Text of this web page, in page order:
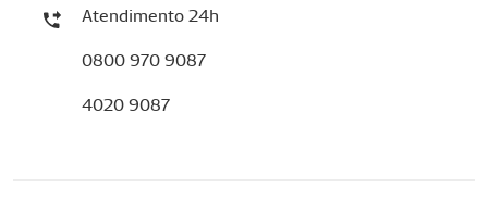
Atendimento 24h
0800 970 9087
4020 9087